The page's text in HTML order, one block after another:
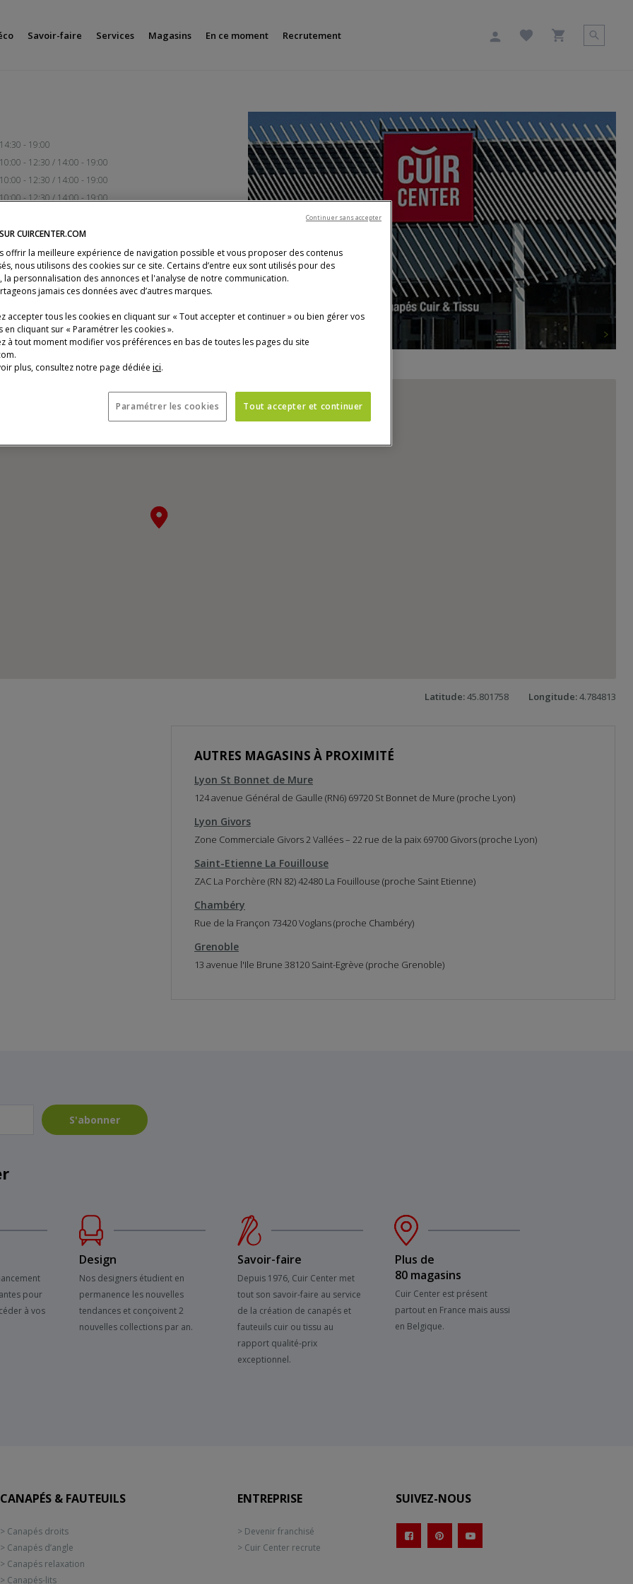
Savoir-faire Services Magasins En ce moment Recrutement
14:30 - 19:00
10:00 - 12:30 / 14:00 - 19:00
10:00 - 12:30 / 14:00 - 19:00
10:00 - 12:30 / 14:00 - 19:00
10:00 - 19:00
Fermé
Latitude:45.801758 Longitude:4.784813
AUTRES MAGASINS À PROXIMITÉ
Lyon St Bonnet de Mure
124 avenue Général de Gaulle (RN6) 69720 St Bonnet de Mure (proche Lyon)
Lyon Givors
Zone Commerciale Givors 2 Vallées – 22 rue de la paix 69700 Givors (proche Lyon)
Saint-Etienne La Fouillouse
ZAC La Porchère (RN 82) 42480 La Fouillouse (proche Saint Etienne)
Chambéry
Rue de la Françon 73420 Voglans (proche Chambéry)
Grenoble
13 avenue l'Ile Brune 38120 Saint-Egrève (proche Grenoble)
S'abonner
pour
à vos
Design
Nos designers étudient en
permanence les nouvelles
tendances et conçoivent 2
nouvelles collections par an.
Savoir-faire
Depuis 1976, Cuir Center met
tout son savoir-faire au service
de la création de canapés et
fauteuils cuir ou tissu au
rapport qualité-prix
exceptionnel.
Plus de
80 magasins
Cuir Center est présent
partout en France mais aussi
en Belgique.
CANAPÉS & FAUTEUILS
> Canapés droits
> Canapés d’angle
> Canapés relaxation
> Canapés-lits
ENTREPRISE
> Devenir franchisé
> Cuir Center recrute
SUIVEZ-NOUS
CUIRCENTER.COM
offrir la meilleure expérience de navigation possible et vous proposer des contenus
nous utilisons des cookies sur ce site. Certains d’entre eux sont utilisés pour des
la personnalisation des annonces et l'analyse de notre communication.
jamais ces données avec d’autres marques.
accepter tous les cookies en cliquant sur « Tout accepter et continuer » ou bien gérer vos
en cliquant sur « Paramétrer les cookies ».
à tout moment modifier vos préférences en bas de toutes les pages du site
plus, consultez notre page dédiée ici.
Paramétrer les cookies Tout accepter et continuer
Continuer sans accepter